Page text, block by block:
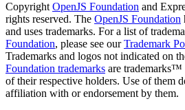
CopyrightOpenJS Foundation and
rights reserved. The OpenJS Foundation
and uses trademarks. For a list of
Foundation, please see ourTrademark
Trademarks and logos not indicated on
Foundation trademarks are trademarks™
of their respective holders. Use of them
affiliation with or endorsement by them.